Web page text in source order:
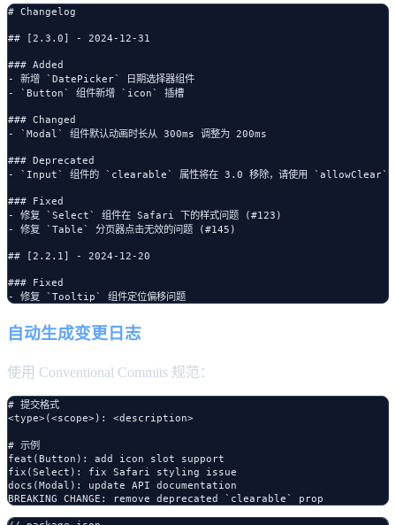
# Changelog
## [2.3.0] - 2024-12-31
### Added
- 新增 `DatePicker` 日期选择器组件
- `Button` 组件新增 `icon` 插槽
### Changed
- `Modal` 组件默认动画时长从 300ms 调整为 200ms
### Deprecated
- `Input` 组件的 `clearable` 属性将在 3.0 移除，请使用 `allowClear`
### Fixed
- 修复 `Select` 组件在 Safari 下的样式问题 (#123)
- 修复 `Table` 分页器点击无效的问题 (#145)
## [2.2.1] - 2024-12-20
### Fixed
自动生成变更日志
使用 Conventional Commits 规范：
# 提交格式
<type>(<scope>): <description>
# 示例
feat(Button): add icon slot support
fix(Select): fix Safari styling issue
docs(Modal): update API documentation